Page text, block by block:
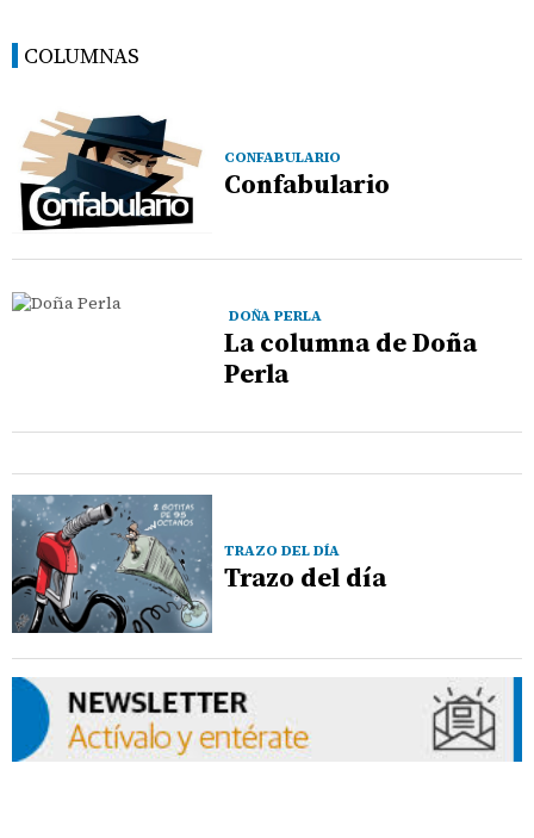
COLUMNAS
CONFABULARIO
Confabulario
DOÑA PERLA
La columna de Doña
Perla
TRAZO DEL DÍA
Trazo del día